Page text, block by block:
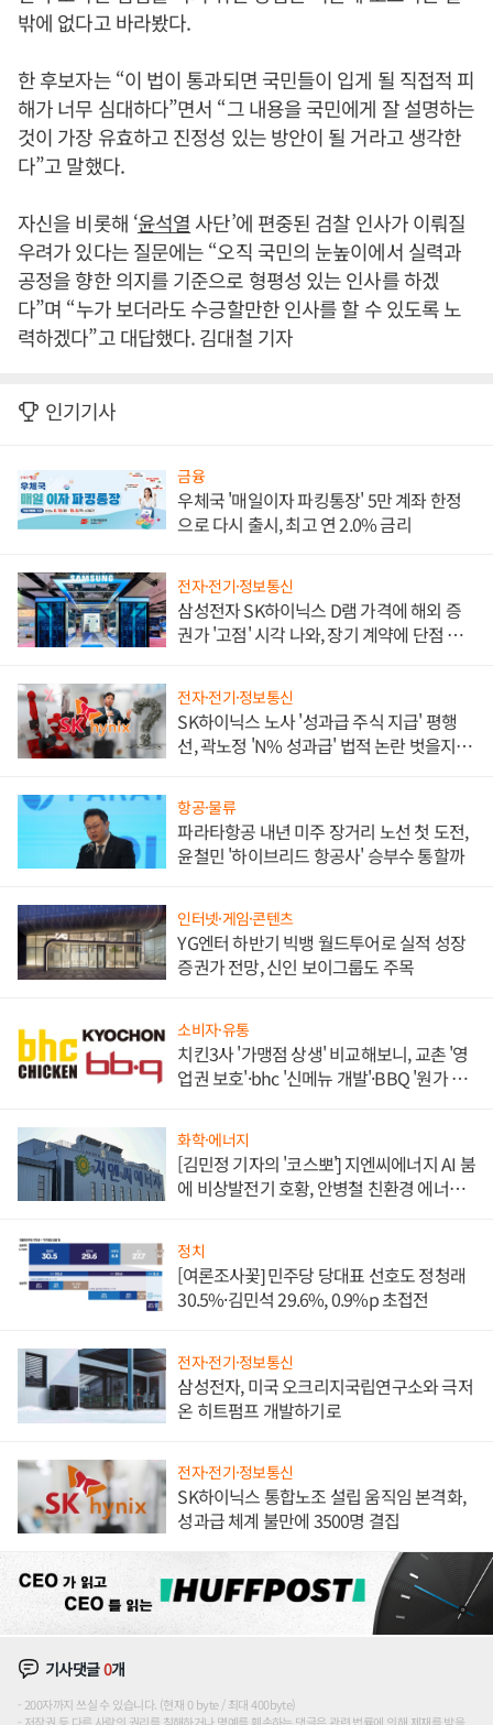
밖에 없다고 바라봤다.
한 후보자는 “이 법이 통과되면 국민들이 입게 될 직접적 피
해가 너무 심대하다”면서 “그 내용을 국민에게 잘 설명하는
것이 가장 유효하고 진정성 있는 방안이 될 거라고 생각한
다”고 말했다.
자신을 비롯해 ‘윤석열 사단’에 편중된 검찰 인사가 이뤄질
우려가 있다는 질문에는 “오직 국민의 눈높이에서 실력과
공정을 향한 의지를 기준으로 형평성 있는 인사를 하겠
다”며 “누가 보더라도 수긍할만한 인사를 할 수 있도록 노
력하겠다”고 대답했다. 김대철 기자
인기기사
금융
우체국 '매일이자 파킹통장' 5만 계좌 한정
으로 다시 출시, 최고 연 2.0% 금리
전자·전기·정보통신
삼성전자 SK하이닉스 D램 가격에 해외 증
권가 '고점' 시각 나와, 장기 계약에 단점 부
전자·전기·정보통신
SK하이닉스 노사 '성과급 주식 지급' 평행
선, 곽노정 'N% 성과급' 법적 논란 벗을지 주
항공·물류
파라타항공 내년 미주 장거리 노선 첫 도전,
윤철민 '하이브리드 항공사' 승부수 통할까
인터넷·게임·콘텐츠
YG엔터 하반기 빅뱅 월드투어로 실적 성장
증권가 전망, 신인 보이그룹도 주목
소비자·유통
치킨3사 '가맹점 상생' 비교해보니, 교촌 '영
업권 보호'·bhc '신메뉴 개발'·BBQ '원가 부
화학·에너지
[김민정 기자의 '코스뽀'] 지엔씨에너지 AI 붐
에 비상발전기 호황, 안병철 친환경 에너지
정치
[여론조사꽃] 민주당 당대표 선호도 정청래
30.5%·김민석 29.6%, 0.9%p 초접전
전자·전기·정보통신
삼성전자, 미국 오크리지국립연구소와 극저
온 히트펌프 개발하기로
전자·전기·정보통신
SK하이닉스 통합노조 설립 움직임 본격화,
성과급 체계 불만에 3500명 결집
기사댓글0개
200자까지 쓰실 수 있습니다. (현재 0 byte / 최대 400byte)